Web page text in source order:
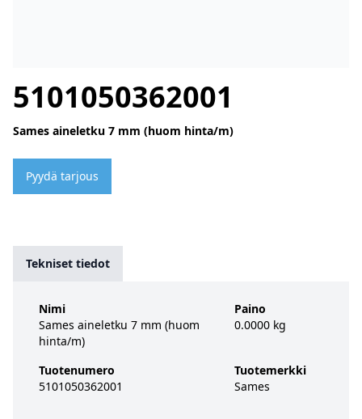
5101050362001
Sames aineletku 7 mm (huom hinta/m)
Pyydä tarjous
Tekniset tiedot
Nimi
Sames aineletku 7 mm (huom
hinta/m)
Tuotenumero
5101050362001
Paino
0.0000 kg
Tuotemerkki
Sames